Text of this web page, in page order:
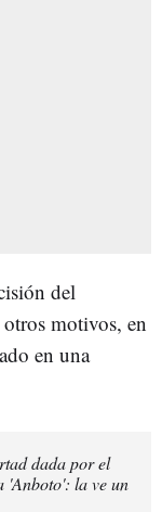
del
motivos, en
en una
dada por el
'Anboto': la ve un